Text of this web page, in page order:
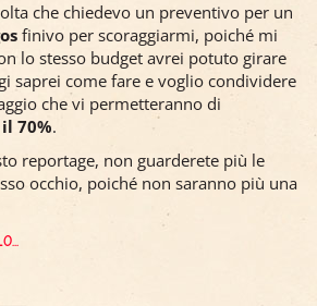
che chiedevo un preventivo per un
finivo per scoraggiarmi, poiché mi
lo stesso budget avrei potuto girare
saprei come fare e voglio condividere
che vi permetteranno di
70%.
reportage, non guarderete più le
occhio, poiché non saranno più una